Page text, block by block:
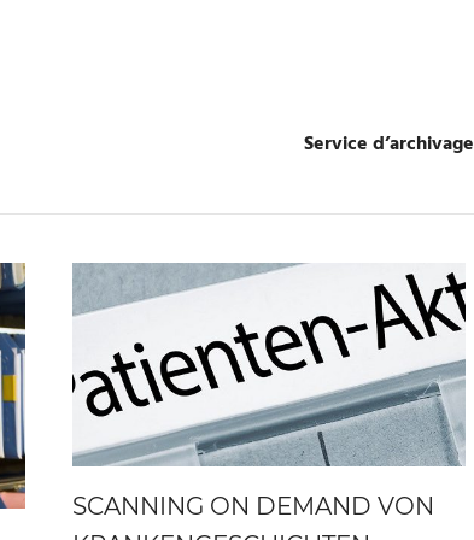
Service d’archivage
SCANNING ON DEMAND VON